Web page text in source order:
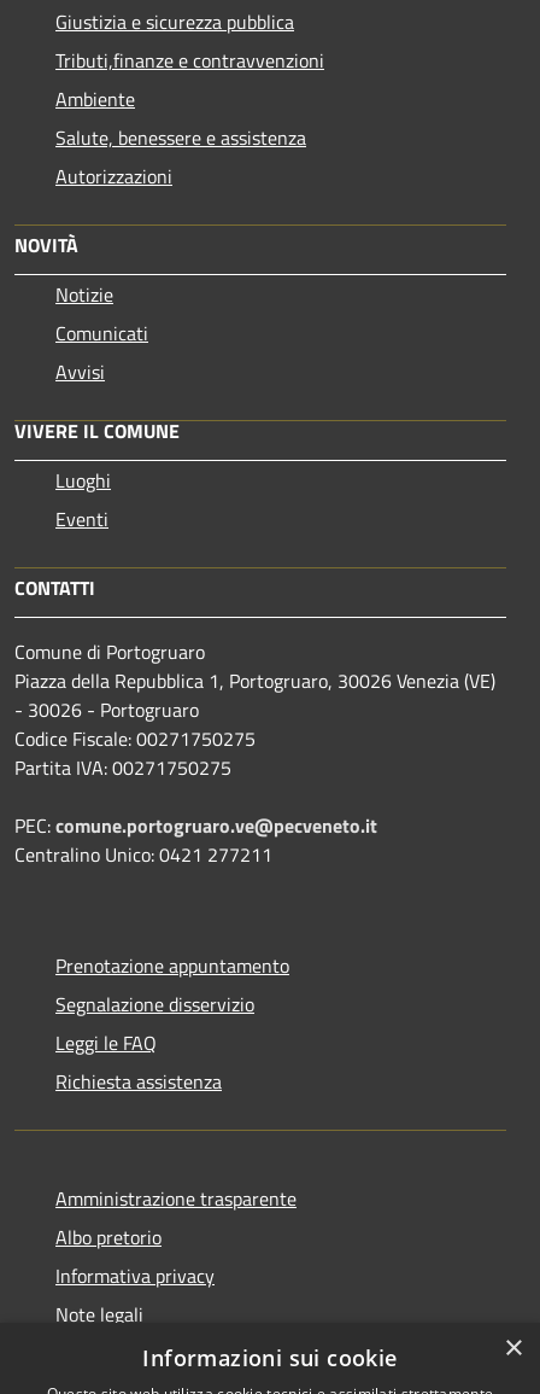
Giustizia e sicurezza pubblica
Tributi,finanze e contravvenzioni
Ambiente
Salute, benessere e assistenza
Autorizzazioni
NOVITÀ
Notizie
Comunicati
Avvisi
VIVERE IL COMUNE
Luoghi
Eventi
CONTATTI
Comune di Portogruaro
Piazza della Repubblica 1, Portogruaro, 30026 Venezia (VE)
- 30026 - Portogruaro
Codice Fiscale: 00271750275
Partita IVA: 00271750275
PEC:comune.portogruaro.ve@pecveneto.it
Centralino Unico: 0421 277211
Prenotazione appuntamento
Segnalazione disservizio
Leggi le FAQ
Richiesta assistenza
Amministrazione trasparente
Albo pretorio
Informativa privacy
Note legali
Dichiarazione di accessibilità
×
Informazioni sui cookie